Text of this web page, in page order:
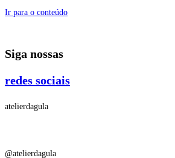
Ir para o conteúdo
Siga nossas
redes sociais
atelierdagula
@atelierdagula